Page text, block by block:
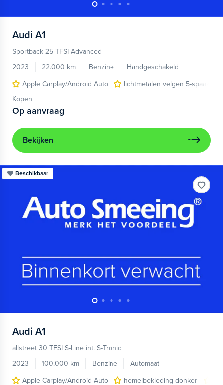
Audi A1
Sportback 25 TFSI Advanced
2023
22.000 km Benzine
Handgeschakeld
Apple Carplay/Android Auto
lichtmetalen velgen 5-spaaks
Kopen
Op aanvraag
Bekijken
Beschikbaar
Audi A1
allstreet 30 TFSI S-Line int. S-Tronic
2023
100.000 km Benzine
Automaat
Apple Carplay/Android Auto
hemelbekleding donker